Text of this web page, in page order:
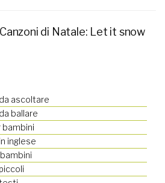
Canzoni di Natale: Let it snow
ascoltare
ballare
bambini
inglese